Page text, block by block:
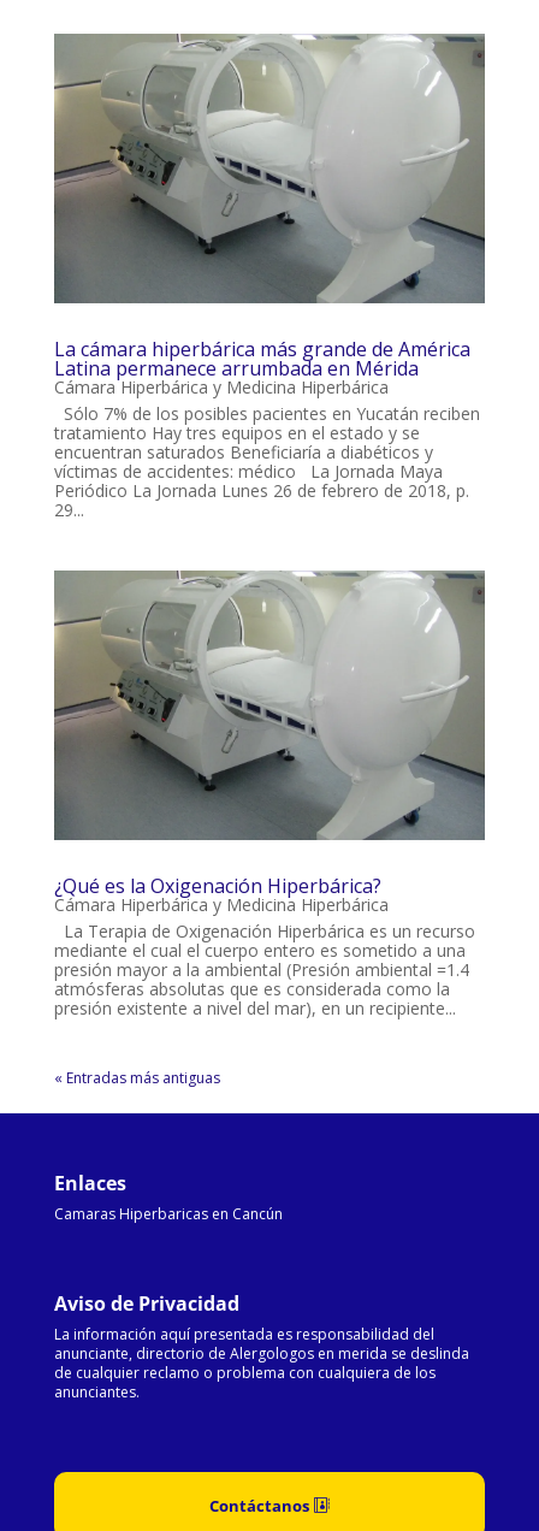
La cámara hiperbárica más grande de América
Latina permanece arrumbada en Mérida
Cámara Hiperbárica y Medicina Hiperbárica
Sólo 7% de los posibles pacientes en Yucatán reciben
tratamiento Hay tres equipos en el estado y se
encuentran saturados Beneficiaría a diabéticos y
víctimas de accidentes: médico La Jornada Maya
Periódico La Jornada Lunes 26 de febrero de 2018, p.
29...
¿Qué es la Oxigenación Hiperbárica?
Cámara Hiperbárica y Medicina Hiperbárica
La Terapia de Oxigenación Hiperbárica es un recurso
mediante el cual el cuerpo entero es sometido a una
presión mayor a la ambiental (Presión ambiental =1.4
atmósferas absolutas que es considerada como la
presión existente a nivel del mar), en un recipiente...
« Entradas más antiguas
Enlaces
Camaras Hiperbaricas en Cancún
Aviso de Privacidad
La información aquí presentada es responsabilidad del
anunciante, directorio de Alergologos en merida se deslinda
de cualquier reclamo o problema con cualquiera de los
anunciantes.
Contáctanos